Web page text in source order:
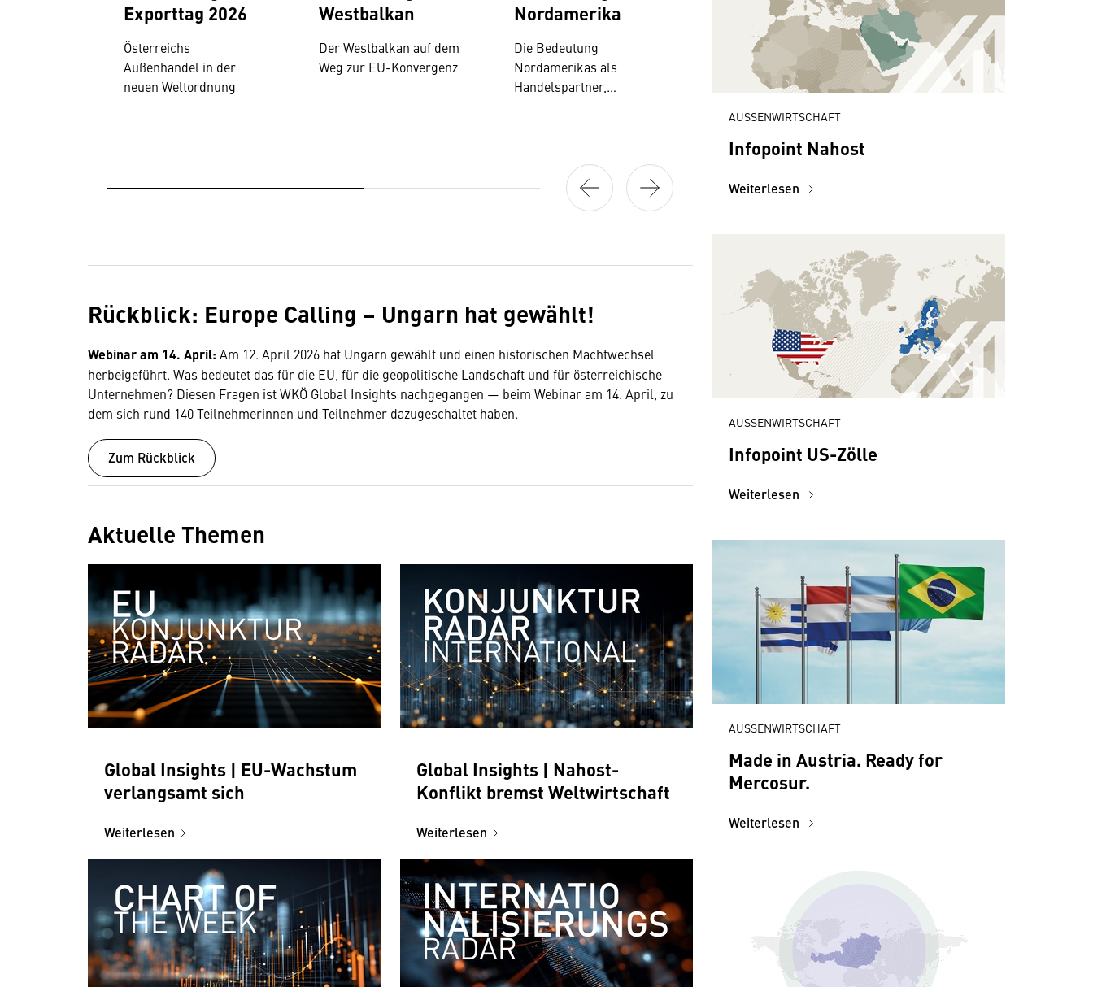
Exporttag 2026
Österreichs
Außenhandel in der
neuen Weltordnung
Westbalkan
Der Westbalkan auf dem
Weg zur EU-Konvergenz
Nordamerika
Die Bedeutung
Nordamerikas als
Handelspartner,
Indo Pacific
Von der Werkbank zur
Weltmacht: Wie Asien
die globale Nachfrage
Sicherheit und
Verteidigung
Analysen zu aktuellen
sicherheitspolitischen
Rückblick: Europe Calling – Ungarn hat gewählt!
Webinar am 14. April: Am 12. April 2026 hat Ungarn gewählt und einen historischen Machtwechsel
herbeigeführt. Was bedeutet das für die EU, für die geopolitische Landschaft und für österreichische
Unternehmen? Diesen Fragen ist WKÖ Global Insights nachgegangen — beim Webinar am 14. April, zu
dem sich rund 140 Teilnehmerinnen und Teilnehmer dazugeschaltet haben.
Zum Rückblick
Aktuelle Themen
Global Insights | EU-Wachstum
verlangsamt sich
Weiterlesen
Global Insights | Nahost-
Konflikt bremst Weltwirtschaft
Weiterlesen
AUSSENWIRTSCHAFT
Infopoint Nahost
Weiterlesen
AUSSENWIRTSCHAFT
Infopoint US-Zölle
Weiterlesen
AUSSENWIRTSCHAFT
Made in Austria. Ready for
Mercosur.
Weiterlesen